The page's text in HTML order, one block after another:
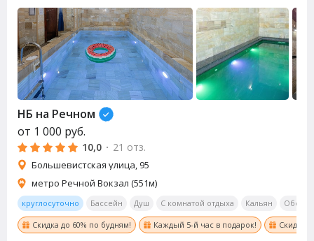
НБ на Речном
от 1 000 руб.
10,0 · 21 отз.
Большевистская улица, 95
метро Речной Вокзал (551м)
круглосуточно Бассейн Душ С комнатой отдыха Кальян
Скидка до 60% по будням! Каждый 5-й час в подарок! Скидка